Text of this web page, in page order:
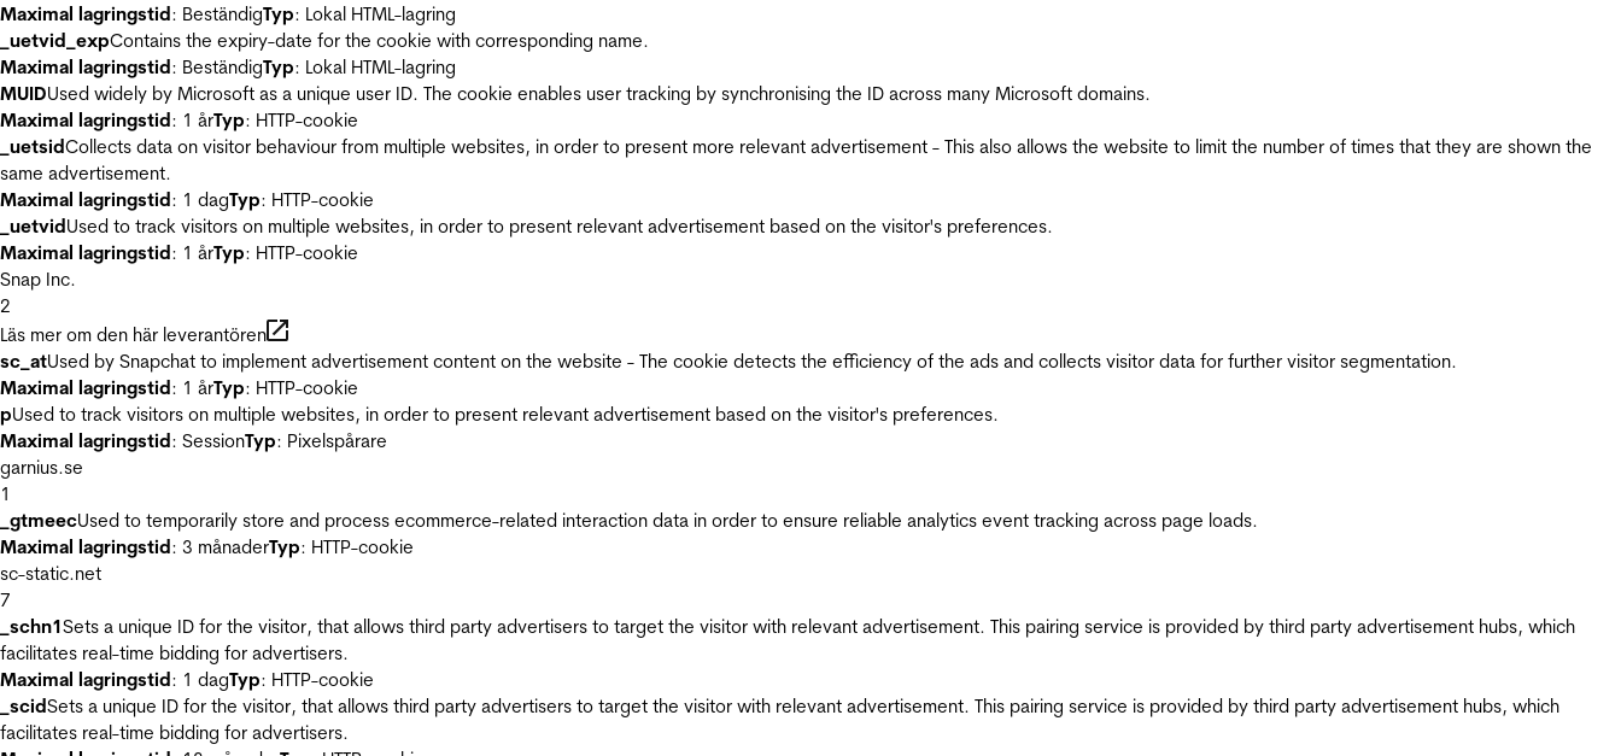
Maximal lagringstid: BeständigTyp: Lokal HTML-lagring
_uetvid_expContains the expiry-date for the cookie with corresponding name.
Maximal lagringstid: BeständigTyp: Lokal HTML-lagring
MUIDUsed widely by Microsoft as a unique user ID. The cookie enables user tracking by synchronising the ID across many Microsoft domains.
Maximal lagringstid: 1 årTyp: HTTP-cookie
_uetsidCollects data on visitor behaviour from multiple websites, in order to present more relevant advertisement - This also allows the website to limit the number of times that they are shown the
same advertisement.
Maximal lagringstid: 1 dagTyp: HTTP-cookie
_uetvidUsed to track visitors on multiple websites, in order to present relevant advertisement based on the visitor's preferences.
Maximal lagringstid: 1 årTyp: HTTP-cookie
Snap Inc.
2
Läs mer om den här leverantören
sc_atUsed by Snapchat to implement advertisement content on the website - The cookie detects the efficiency of the ads and collects visitor data for further visitor segmentation.
Maximal lagringstid: 1 årTyp: HTTP-cookie
pUsed to track visitors on multiple websites, in order to present relevant advertisement based on the visitor's preferences.
Maximal lagringstid: SessionTyp: Pixelspårare
garnius.se
1
_gtmeecUsed to temporarily store and process ecommerce-related interaction data in order to ensure reliable analytics event tracking across page loads.
Maximal lagringstid: 3 månaderTyp: HTTP-cookie
sc-static.net
7
_schn1Sets a unique ID for the visitor, that allows third party advertisers to target the visitor with relevant advertisement. This pairing service is provided by third party advertisement hubs, which
facilitates real-time bidding for advertisers.
Maximal lagringstid: 1 dagTyp: HTTP-cookie
_scidSets a unique ID for the visitor, that allows third party advertisers to target the visitor with relevant advertisement. This pairing service is provided by third party advertisement hubs, which
facilitates real-time bidding for advertisers.